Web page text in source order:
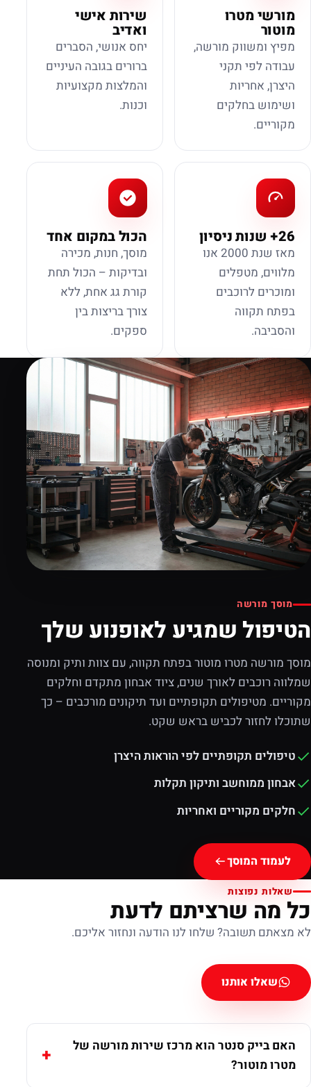
מורשי מטרו
מוטור
מפיץ ומשווק מורשה,
עבודה לפי תקני
היצרן, אחריות
ושימוש בחלקים
מקוריים.
שירות אישי
ואדיב
יחס אנושי, הסברים
ברורים בגובה העיניים
והמלצות מקצועיות
וכנות.
26+ שנות ניסיון
מאז שנת 2000 אנו
מלווים, מטפלים
ומוכרים לרוכבים
בפתח תקווה
והסביבה.
הכול במקום אחד
מוסך, חנות, מכירה
ובדיקות – הכול תחת
קורת גג אחת, ללא
צורך בריצות בין
ספקים.
מוסך מורשה
הטיפול שמגיע לאופנוע שלך
מוסך מורשה מטרו מוטור בפתח תקווה, עם צוות ותיק ומנוסה
שמלווה רוכבים לאורך שנים, ציוד אבחון מתקדם וחלקים
מקוריים. מטיפולים תקופתיים ועד תיקונים מורכבים – כך
שתוכלו לחזור לכביש בראש שקט.
טיפולים תקופתיים לפי הוראות היצרן
אבחון ממוחשב ותיקון תקלות
חלקים מקוריים ואחריות
לעמוד המוסך
שאלות נפוצות
כל מה שרציתם לדעת
לא מצאתם תשובה? שלחו לנו הודעה ונחזור אליכם.
שאלו אותנו
האם בייק סנטר הוא מרכז שירות מורשה של
מטרו מוטור?